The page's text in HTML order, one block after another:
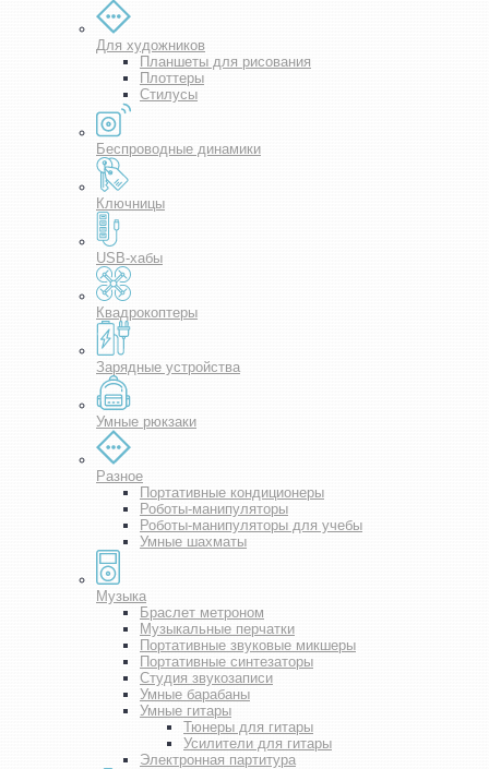
Для художников
Планшеты для рисования
Плоттеры
Стилусы
Беспроводные динамики
Ключницы
USB-хабы
Квадрокоптеры
Зарядные устройства
Умные рюкзаки
Разное
Портативные кондиционеры
Роботы-манипуляторы
Роботы-манипуляторы для учебы
Умные шахматы
Музыка
Браслет метроном
Музыкальные перчатки
Портативные звуковые микшеры
Портативные синтезаторы
Студия звукозаписи
Умные барабаны
Умные гитары
Тюнеры для гитары
Усилители для гитары
Электронная партитура